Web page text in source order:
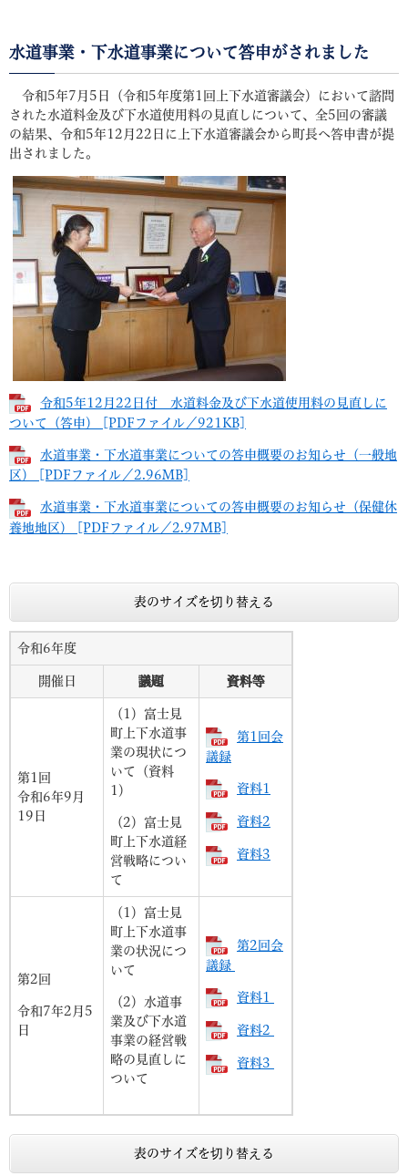
水道事業・下水道事業について答申がされました
令和5年7月5日（令和5年度第1回上下水道審議会）において諮問
された水道料金及び下水道使用料の見直しについて、全5回の審議
の結果、令和5年12月22日に上下水道審議会から町長へ答申書が提
出されました。
令和5年12月22日付 水道料金及び下水道使用料の見直しに
ついて（答申） [PDFファイル／921KB]
水道事業・下水道事業についての答申概要のお知らせ（一般地
区） [PDFファイル／2.96MB]
水道事業・下水道事業についての答申概要のお知らせ​（保健休
養地地区） [PDFファイル／2.97MB]
表のサイズを切り替える
令和6年度
開催日 議題 資料等
第1回
令和6年9月
19日
（1）富士見
町上下水道事
業の現状につ
いて（資料
1）
（2）富士見
町上下水道経
営戦略につい
て
第1回会
議録
資料1
資料2
資料3
第2回
令和7年2月5
日
（1）富士見
町上下水道事
業の状況につ
いて
（2）水道事
業及び下水道
事業の経営戦
略の見直しに
ついて
第2回会
議録
資料1
資料2
資料3
表のサイズを切り替える